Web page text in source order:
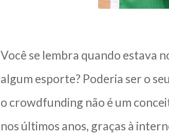
Você se lembra quando estava
algum esporte? Poderia ser o
o crowdfunding não é um
nos últimos anos, graças à